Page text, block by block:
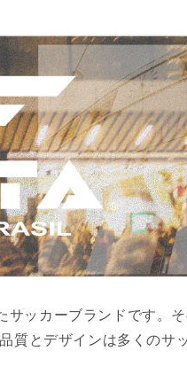
サッカーブランドです。
質とデザインは多くのサ